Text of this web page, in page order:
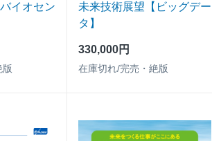
イオセン
版
未来技術展望【ビッグデー
タ】
330,000円
在庫切れ/完売・絶版